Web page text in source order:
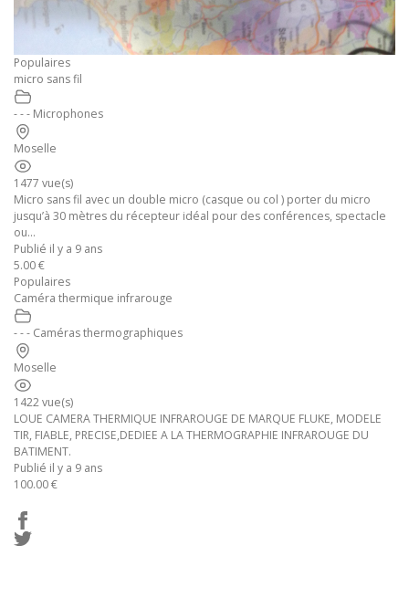
Populaires
micro sans fil
- - - Microphones
Moselle
1477 vue(s)
Micro sans fil avec un double micro (casque ou col ) porter du micro
jusqu’à 30 mètres du récepteur idéal pour des conférences, spectacle
ou...
Publié il y a 9 ans
5.00 €
Populaires
Caméra thermique infrarouge
- - - Caméras thermographiques
Moselle
1422 vue(s)
LOUE CAMERA THERMIQUE INFRAROUGE DE MARQUE FLUKE, MODELE
TIR, FIABLE, PRECISE,DEDIEE A LA THERMOGRAPHIE INFRAROUGE DU
BATIMENT.
Publié il y a 9 ans
100.00 €